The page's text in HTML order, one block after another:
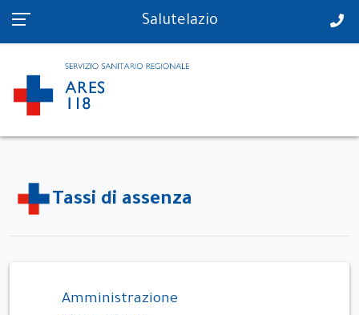
PS in tempo reale Salutelazio
Tassi di assenza
Amministrazione